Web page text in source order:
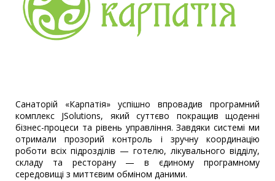
Санаторій «Карпатія» успішно впровадив програмний
комплекс JSolutions, який суттєво покращив щоденні
бізнес-процеси та рівень управління. Завдяки системі ми
отримали прозорий контроль і зручну координацію
роботи всіх підрозділів — готелю, лікувального відділу,
складу та ресторану — в єдиному програмному
середовищі з миттєвим обміном даними.